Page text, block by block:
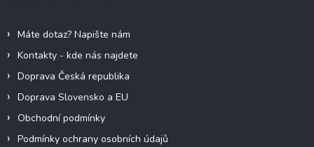
Máte dotaz? Napište nám
Kontakty - kde nás najdete
Doprava Česká republika
Doprava Slovensko a EU
Obchodní podmínky
Podmínky ochrany osobních údajů